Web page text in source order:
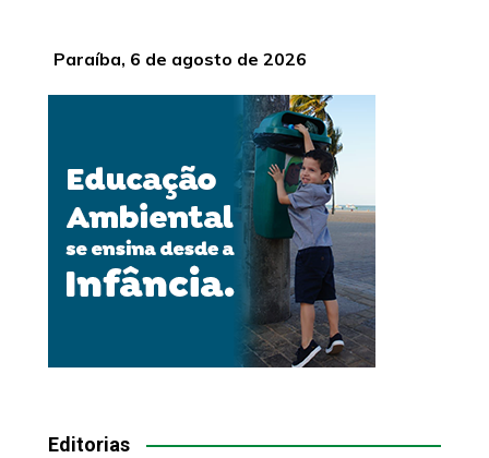
Paraíba, 6 de agosto de 2026
Editorias